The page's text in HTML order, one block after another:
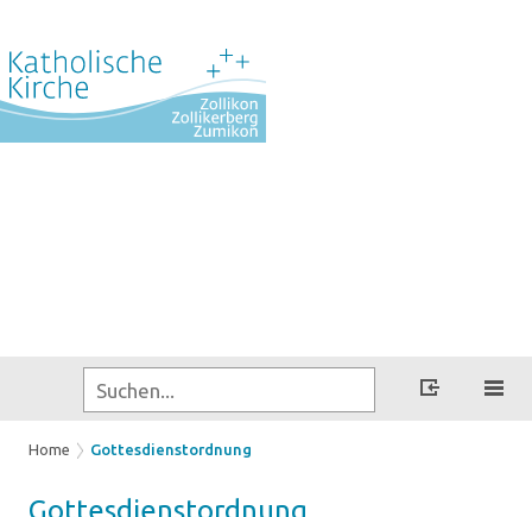
Home Gottesdienstordnung
Got­tes­dienst­ord­nung